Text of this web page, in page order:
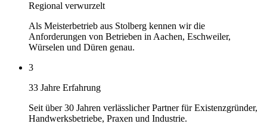
Regional verwurzelt
Als Meisterbetrieb aus Stolberg kennen wir die
Anforderungen von Betrieben in Aachen, Eschweiler,
Würselen und Düren genau.
3
33 Jahre Erfahrung
Seit über 30 Jahren verlässlicher Partner für Existenzgründer,
Handwerksbetriebe, Praxen und Industrie.